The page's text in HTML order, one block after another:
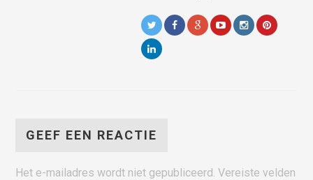
GEEF EEN REACTIE
Het e-mailadres wordt niet gepubliceerd. Vereiste velden